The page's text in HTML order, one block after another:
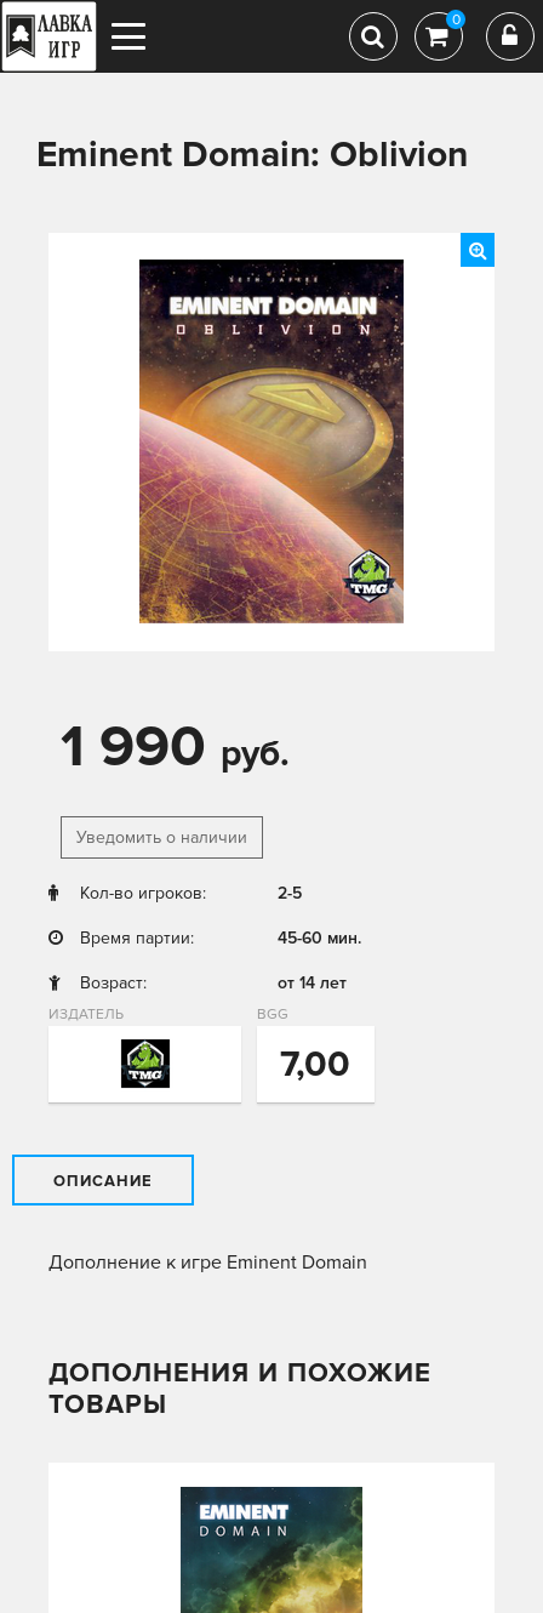
0
Eminent Domain: Oblivion
1 990 руб.
Уведомить о наличии
Кол-во игроков: 2-5
Время партии: 45-60 мин.
Возраст: от 14 лет
ИЗДАТЕЛЬ BGG
7,00
ОПИСАНИЕ
Дополнение к игре Eminent Domain
ДОПОЛНЕНИЯ И ПОХОЖИЕ
ТОВАРЫ